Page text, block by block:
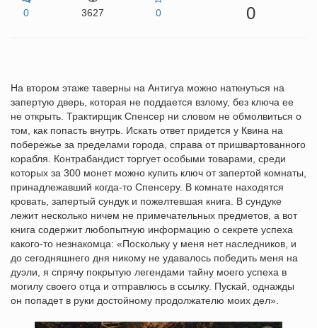
0 3627 0 0
На втором этаже таверны на Антигуа можно наткнуться на
запертую дверь, которая не поддается взлому, без ключа ее
не открыть. Трактирщик Спенсер ни словом не обмолвиться о
том, как попасть внутрь. Искать ответ придется у Квина на
побережье за пределами города, справа от пришвартованного
корабля. Контрабандист торгует особыми товарами, среди
которых за 300 монет можно купить ключ от запертой комнаты,
принадлежавший когда-то Спенсеру. В комнате находятся
кровать, запертый сундук и пожелтевшая книга. В сундуке
лежит несколько ничем не примечательных предметов, а вот
книга содержит любопытную информацию о секрете успеха
какого-то незнакомца: «Поскольку у меня нет наследников, и
до сегодняшнего дня никому не удавалось победить меня на
дуэли, я спрячу покрытую легендами тайну моего успеха в
могилу своего отца и отправлюсь в ссылку. Пускай, однажды
он попадет в руки достойному продолжателю моих дел».